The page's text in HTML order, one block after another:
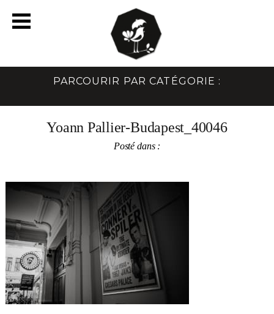
PARCOURIR PAR CATÉGORIE :
Yoann Pallier-Budapest_40046
Posté dans :